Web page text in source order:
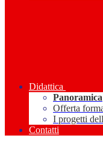
Didattica
Panoramica
Offerta
I progetti
Contatti